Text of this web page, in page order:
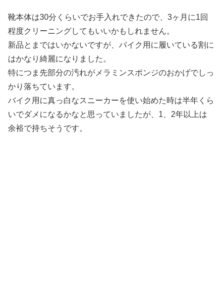
靴本体は30分くらいでお手入れできたので、3ヶ月に1回
程度クリーニングしてもいいかもしれません。
新品とまではいかないですが、バイク用に履いている割に
はかなり綺麗になりました。
特につま先部分の汚れがメラミンスポンジのおかげでしっ
かり落ちています。
バイク用に真っ白なスニーカーを使い始めた時は半年くら
いでダメになるかなと思っていましたが、1、2年以上は
余裕で持ちそうです。